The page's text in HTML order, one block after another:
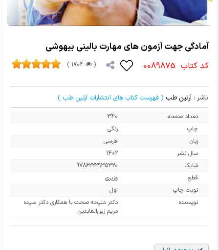
آمادگی جهت آزمون های مهارت بالینی بیهوشی
کد کتاب 0089875
(
1704 )
ناشر : آرتین طب ( فهرست کتاب های انتشارات آرتین طب )
تعداد صفحه
340
چاپ
رنگی
زبان
فارسی
سال نشر
1402
شابک
9786222935320
قطع
وزیری
نوبت چاپ
اول
نویسنده
دکتر ملیحه صحت با همکاری دکتر سیده
مریم زین‌العابدین